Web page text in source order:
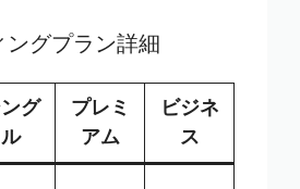
グプラン詳細
グ
ル
プレミ
アム
ビジネ
ス